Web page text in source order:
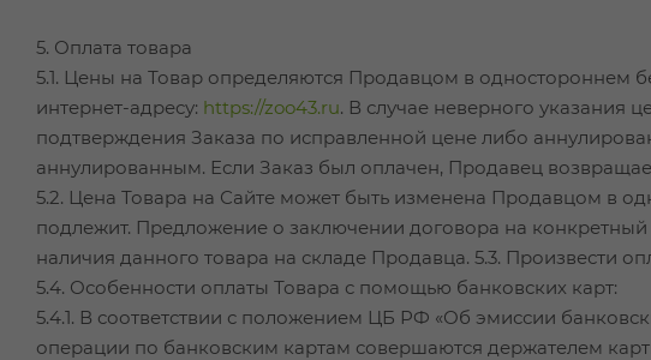
5. Оплата товара
5.1. Цены на Товар определяются Продавцом в одностороннем
интернет-адресу: https://zoo43.ru. В случае неверного указания
подтверждения Заказа по исправленной цене либо
аннулированным. Если Заказ был оплачен, Продавец
5.2. Цена Товара на Сайте может быть изменена Продавцом в
подлежит. Предложение о заключении договора на конкретный
наличия данного товара на складе Продавца. 5.3. Произвести
5.4. Особенности оплаты Товара с помощью банковских карт:
5.4.1. В соответствии с положением ЦБ РФ «Об эмиссии
операции по банковским картам совершаются держателем